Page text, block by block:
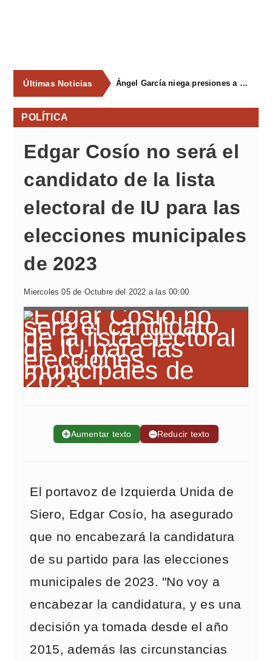
Últimas Noticias Ángel García niega presiones a comercios y asegura que el Ayuntamiento cumple "de manera muy rigurosa" la Ley de Contratos
POLÍTICA
Edgar Cosío no será el
candidato de la lista
electoral de IU para las
elecciones municipales
de 2023
Miercoles 05 de Octubre del 2022 a las 00:00
➕Aumentar texto ➖Reducir texto
El portavoz de Izquierda Unida de
Siero, Edgar Cosío, ha asegurado
que no encabezará la candidatura
de su partido para las elecciones
municipales de 2023. "No voy a
encabezar la candidatura, y es una
decisión ya tomada desde el año
2015, además las circunstancias